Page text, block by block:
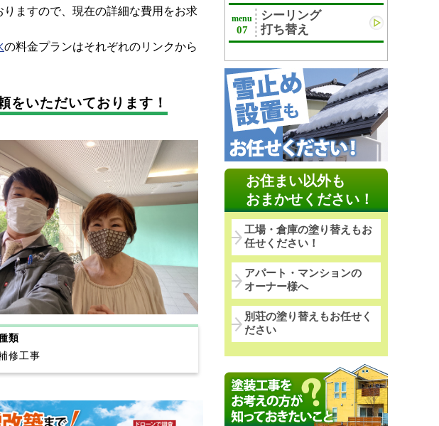
ますので、現在の詳細な費用をお求
の料金プランはそれぞれのリンクから
をいただいております！
類
修工事
menu
07
シーリング
打ち替え
お住まい以外も
おまかせください！
工場・倉庫の塗り替えもお
任せください！
アパート・マンションの
オーナー様へ
別荘の塗り替えもお任せく
ださい